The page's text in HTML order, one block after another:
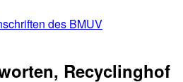
des BMUV
Recyclinghof